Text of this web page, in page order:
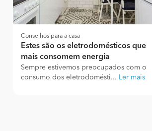
Conselhos para a casa
Estes são os eletrodomésticos que
mais consomem energia
Sempre estivemos preocupados com o
consumo dos eletrodomésti... Ler mais